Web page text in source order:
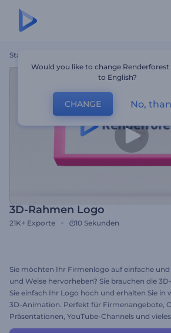
Startseite
3D-Rahmen Logo
21K+ Exporte 10 Sekunden
Sie möchten Ihr Firmenlogo auf einfache
und Weise hervorheben? Sie brauchen die
Sie einfach Ihr Logo hoch und erhalten Sie in
3D-Animation. Perfekt für Firmenangebote,
Präsentationen, YouTube-Channels und
Möglichkeit, Ihr Logo noch ansprechender
Would you like to change Renderforest
to English?
CHANGE No,